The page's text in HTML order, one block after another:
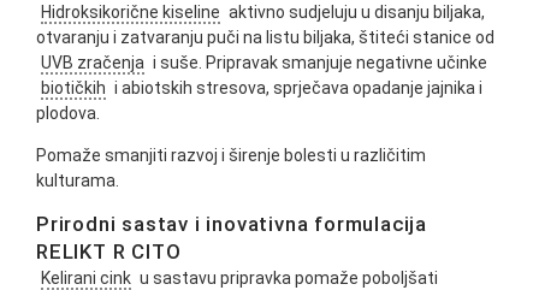
Hidroksikorične kiseline aktivno sudjeluju u disanju biljaka,
otvaranju i zatvaranju puči na listu biljaka, štiteći stanice od
UVB zračenja i suše. Pripravak smanjuje negativne učinke
biotičkih i abiotskih stresova, sprječava opadanje jajnika i
plodova.
Pomaže smanjiti razvoj i širenje bolesti u različitim
kulturama.
Prirodni sastav i inovativna formulacija
RELIKT R CITO
Kelirani cink u sastavu pripravka pomaže poboljšati